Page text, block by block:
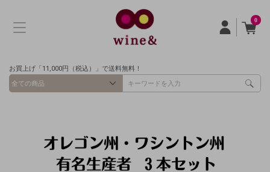
0
お買上げ「11,000円（税込）」で送料無料！